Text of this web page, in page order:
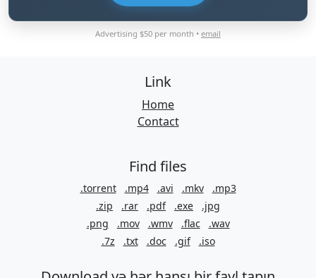
Advertising $50 per month • email
Link
Home
Contact
Find files
.torrent .mp4 .avi .mkv
.mp3
.zip
.rar .pdf .exe
.jpg
.png
.mov .wmv .flac
.wav
.7z
.txt .doc .gif .iso